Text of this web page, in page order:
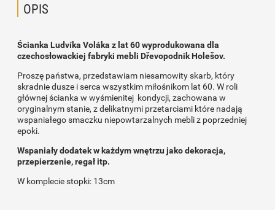
OPIS
Ścianka Ludvíka Voláka z lat 60 wyprodukowana dla
czechosłowackiej fabryki mebli Dřevopodnik Holešov.
Proszę państwa, przedstawiam niesamowity skarb, który
skradnie dusze i serca wszystkim miłośnikom lat 60. W roli
głównej ścianka w wyśmienitej kondycji, zachowana w
oryginalnym stanie, z delikatnymi przetarciami które nadają
wspaniałego smaczku niepowtarzalnych mebli z poprzedniej
epoki.
Wspaniały dodatek w każdym wnętrzu jako dekoracja,
przepierzenie, regał itp.
W komplecie stopki: 13cm